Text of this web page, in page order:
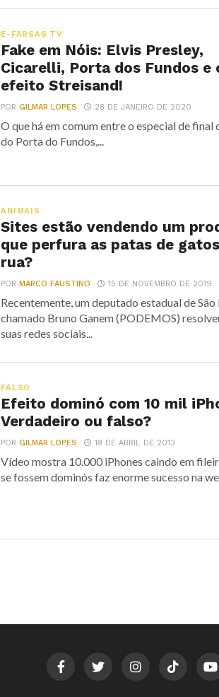
E-FARSAS TV
Fake em Nóis: Elvis Presley,
Cicarelli, Porta dos Fundos e
efeito Streisand!
PORGILMAR LOPES 28 DE JANEIRO DE 2020
O que há em comum entre o especial de final
do Porta do Fundos,...
ANIMAIS
Sites estão vendendo um
que perfura as patas de
rua?
PORMARCO FAUSTINO 15 DE NOVEMBRO DE 2019
Recentemente, um deputado estadual de São
chamado Bruno Ganem (PODEMOS)
suas redes sociais...
FALSO
Efeito dominó com 10 mil
Verdadeiro ou falso?
PORGILMAR LOPES 18 DE ABRIL DE 2013
Vídeo mostra 10.000 iPhones caindo em
se fossem dominós faz enorme sucesso na